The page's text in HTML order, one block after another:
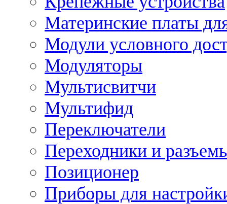
Материнские платы
Модули условного
Модуляторы
Мультисвитчи
Мультифид
Переключатели
Переходники и
Позиционер
Приборы для